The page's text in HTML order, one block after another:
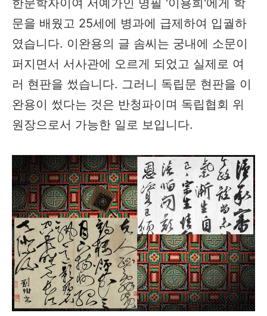
문을 배웠고 25세에 병과에 급제하여 입궐하
였습니다. 이완용의 글 솜씨는 궁내에 소문이
퍼지면서 서사관에 오르게 되었고 실제로 여
러 현판을 썼습니다. 그러니 독립문 현판을 이
완용이 썼다는 것은 반청파이며 독립협회 위
원장으로서 가능한 일로 보입니다.